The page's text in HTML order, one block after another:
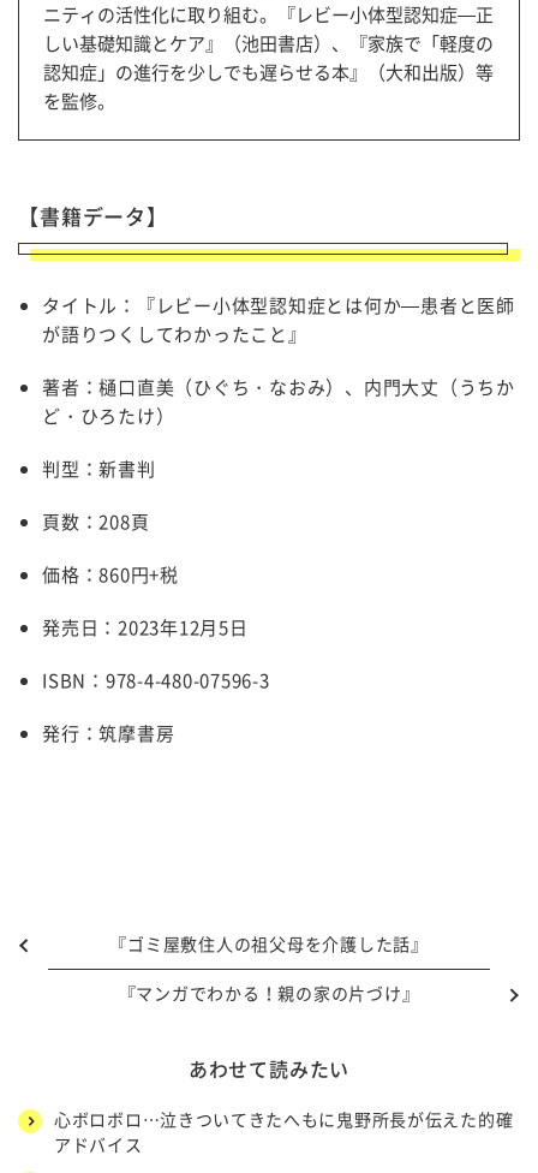
ニティの活性化に取り組む。『レビー小体型認知症—正
しい基礎知識とケア』（池田書店）、『家族で「軽度の
認知症」の進行を少しでも遅らせる本』（大和出版）等
を監修。
【書籍データ】
タイトル：『レビー小体型認知症とは何か—患者と医師
が語りつくしてわかったこと』
著者：樋口直美（ひぐち・なおみ）、内門大丈（うちか
ど・ひろたけ）
判型：新書判
頁数：208頁
価格：860円+税
発売日：2023年12月5日
ISBN：978-4-480-07596-3
発行：筑摩書房
『ゴミ屋敷住人の祖父母を介護した話』
『マンガでわかる！親の家の片づけ』
あわせて読みたい
心ボロボロ…泣きついてきたへもに鬼野所長が伝えた的確
アドバイス